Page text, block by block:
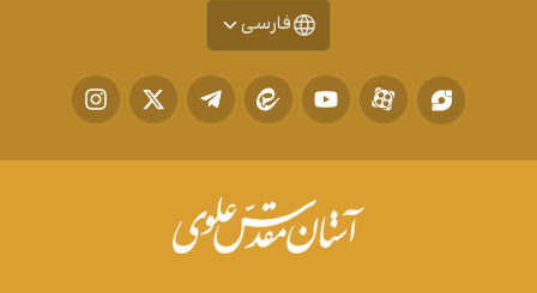
فارسی